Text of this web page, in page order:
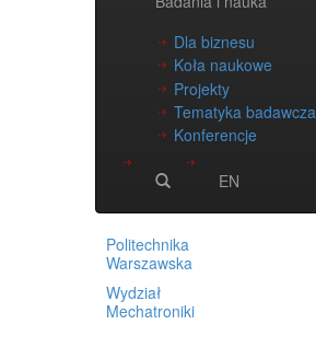
Dla biznesu
Koła naukowe
Projekty
Tematyka badawcza
Konferencje
EN
Politechnika
Warszawska
Wydział
Mechatroniki